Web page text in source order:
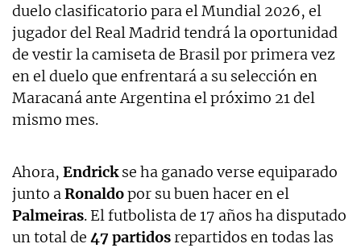
duelo clasificatorio para el Mundial 2026, el
jugador del Real Madrid tendrá la oportunidad
de vestir la camiseta de Brasil por primera vez
en el duelo que enfrentará a su selección en
Maracaná ante Argentina el próximo 21 del
mismo mes.
Ahora, Endrickse ha ganado verse equiparado
junto aRonaldopor su buen hacer en el
Palmeiras. El futbolista de 17 años ha disputado
un total de 47 partidosrepartidos en todas las